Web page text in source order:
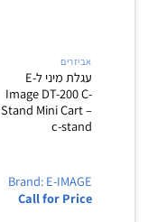
אביזרים
עגלת מיני לE-
Image DT-200 C-
Stand Mini Cart –
c-stand
Brand: E-IMAGE
Call for Price